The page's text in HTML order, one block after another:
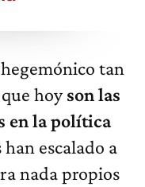
tan
hoyson las
en la política
escalado a
nada propios